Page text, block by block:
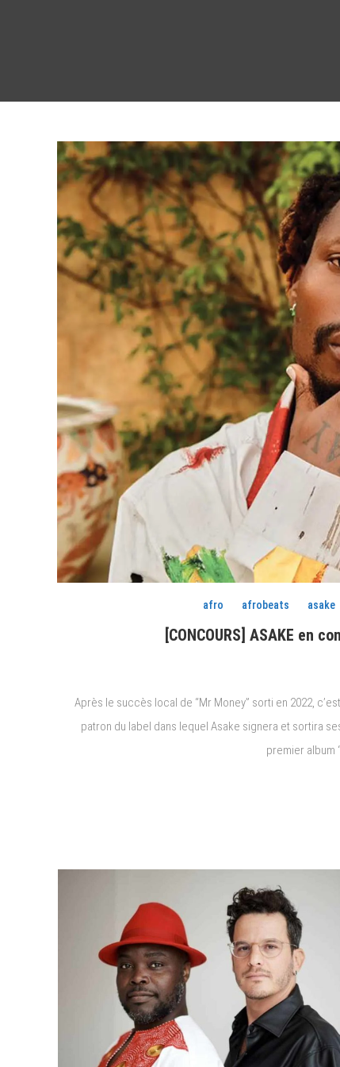
afro afrobeats asake
[CONCOURS] ASAKE en
Après le succès local de “Mr Money” sorti en 2022,
patron du label dans lequel Asake signera et sortira
premier album